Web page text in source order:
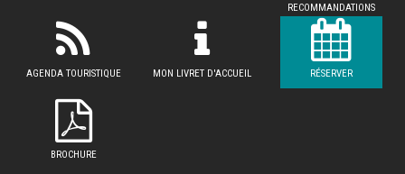
RECOMMANDATIONS
AGENDA TOURISTIQUE MON LIVRET D'ACCUEIL RÉSERVER
BROCHURE